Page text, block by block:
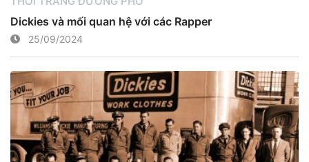
Dickies và mối quan hệ với các Rapper
25/09/2024